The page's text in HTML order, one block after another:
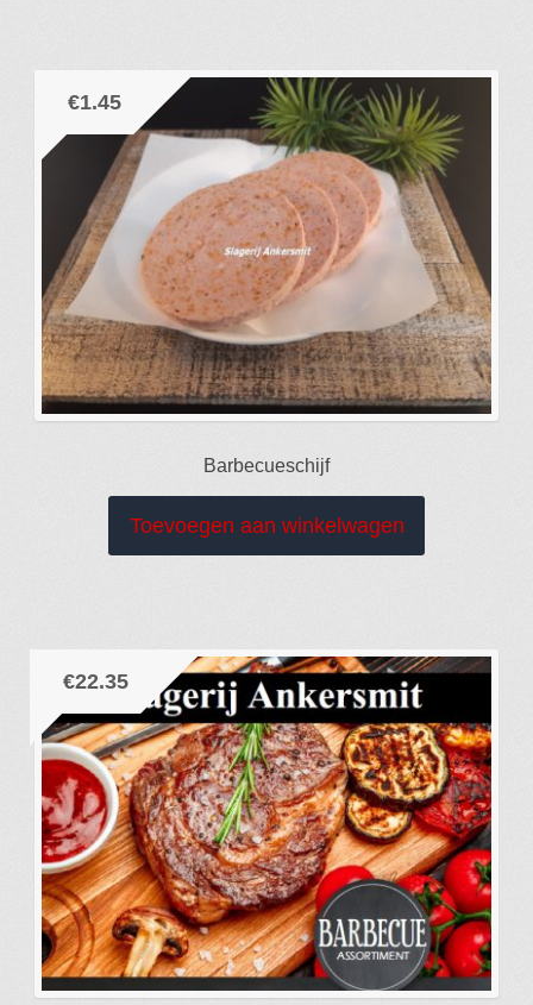
Barbecueschijf
€1.45
Toevoegen aan winkelwagen
€22.35